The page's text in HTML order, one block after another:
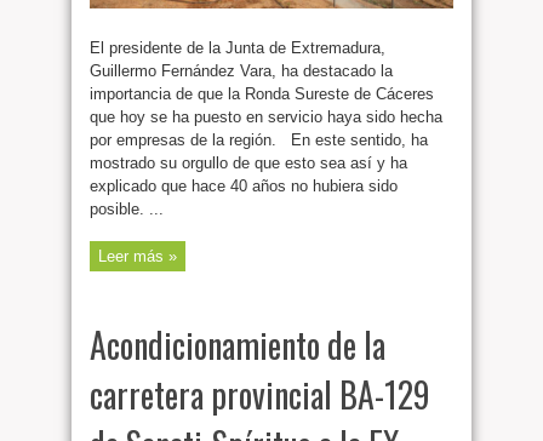
El presidente de la Junta de Extremadura,
Guillermo Fernández Vara, ha destacado la
importancia de que la Ronda Sureste de Cáceres
que hoy se ha puesto en servicio haya sido hecha
por empresas de la región. En este sentido, ha
mostrado su orgullo de que esto sea así y ha
explicado que hace 40 años no hubiera sido
posible. ...
Leer más »
Acondicionamiento de la
carretera provincial BA-129